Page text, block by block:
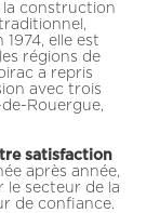
la construction
elle est
régions de
a repris
avec trois
Rouergue,
satisfaction
après année,
le secteur de la
de confiance.